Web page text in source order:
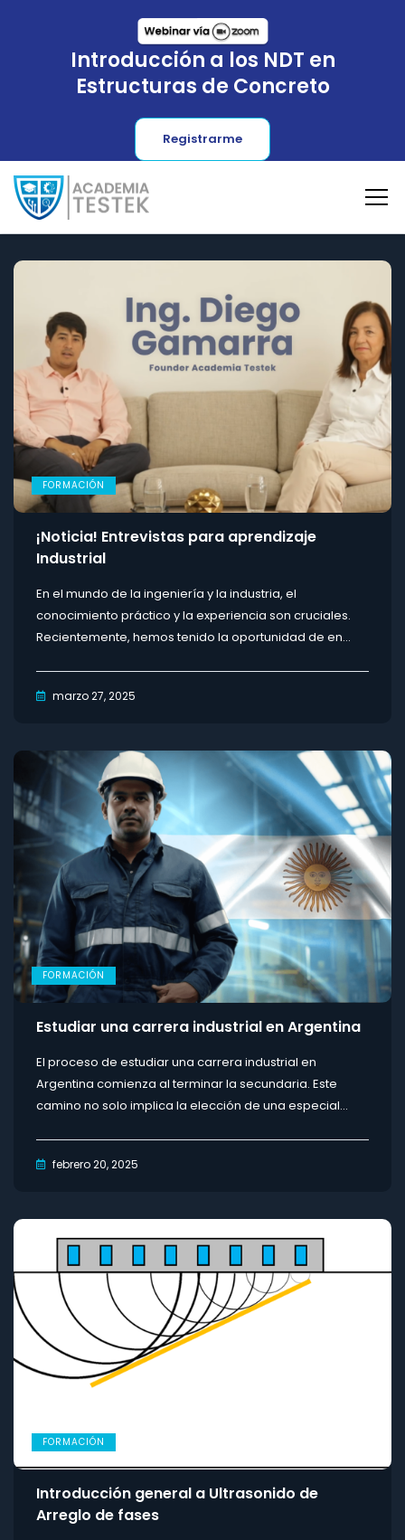
Introducción a los NDT en
Estructuras de Concreto
Registrarme
FORMACIÓN
¡Noticia! Entrevistas para aprendizaje
Industrial
En el mundo de la ingeniería y la industria, el
conocimiento práctico y la experiencia son cruciales.
Recientemente, hemos tenido la oportunidad de en...
marzo 27, 2025
FORMACIÓN
Estudiar una carrera industrial en Argentina
El proceso de estudiar una carrera industrial en
Argentina comienza al terminar la secundaria. Este
camino no solo implica la elección de una especial...
febrero 20, 2025
FORMACIÓN
Introducción general a Ultrasonido de
Arreglo de fases